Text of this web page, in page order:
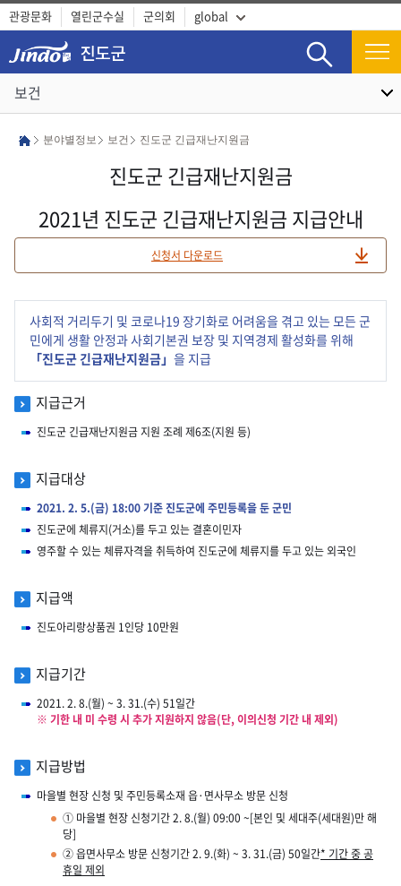
검색
관광문화 열린군수실 군의회 global
보건
분야별정보 보건 진도군 긴급재난지원금
진도군 긴급재난지원금
2021년 진도군 긴급재난지원금 지급안내
신청서 다운로드
사회적 거리두기 및 코로나19 장기화로 어려움을 겪고 있는 모든 군
민에게 생활 안정과 사회기본권 보장 및 지역경제 활성화를 위해
「진도군 긴급재난지원금」 을 지급
지급근거
진도군 긴급재난지원금 지원 조례 제6조(지원 등)
지급대상
2021. 2. 5.(금) 18:00 기준 진도군에 주민등록을 둔 군민
진도군에 체류지(거소)를 두고 있는 결혼이민자
영주할 수 있는 체류자격을 취득하여 진도군에 체류지를 두고 있는 외국인
지급액
진도아리랑상품권 1인당 10만원
지급기간
2021. 2. 8.(월) ~ 3. 31.(수) 51일간
※ 기한 내 미 수령 시 추가 지원하지 않음(단, 이의신청 기간 내 제외)
지급방법
마을별 현장 신청 및 주민등록소재 읍·면사무소 방문 신청
① 마을별 현장 신청기간 2. 8.(월) 09:00 ~[본인 및 세대주(세대원)만 해
당]
② 읍면사무소 방문 신청기간 2. 9.(화) ~ 3. 31.(금) 50일간* 기간 중 공
휴일 제외